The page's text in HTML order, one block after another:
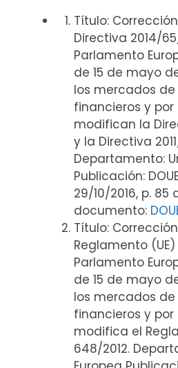
Título:
Directiva 2014/
Parlamento
de 15 de mayo
los mercados
financieros y por
modifican la
y la Directiva
Departamento:
Publicación:
29/10/2016, p.
documento:
Título:
Reglamento
Parlamento
de 15 de mayo
los mercados
financieros y por
modifica el
648/2012.